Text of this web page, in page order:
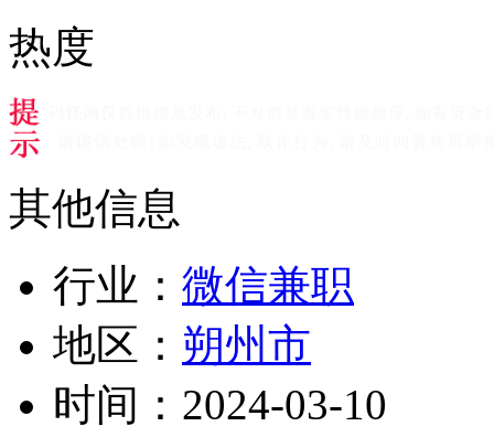
热度
其他信息
行业： 微信兼职
地区： 朔州市
时间： 2024-03-10